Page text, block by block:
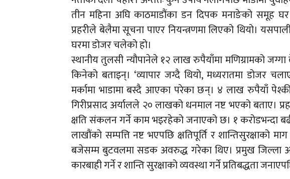
तीन महिना अघि काठमाडौंका डन दिपक मनाङेको समूह
प्रहरीले बेलैमा सूचना पाएर नियन्त्रणमा लिएको थियो।
घरमा डोजर चलेको हो।
स्थानीय तुलसी न्यौपानेले १२ लाख रुपैयाँमा मणिग्रामको
किनेको बताइन्। ‘व्यापार जग्दै थियो, मध्यरातमा डोजर
मर्कामा भाडामा बस्दै आएका परेका छन्। ४ लाख रुपैयाँ
गिरीप्रसाद अर्यालले २० लाखको धनमाल नष्ट भएको बताए।
क्षति संकलन गर्ने काम भइरहेको जनाएको छ। १ करोडभन्दा
लाखौंको सम्पत्ति नष्ट भएपछि क्षतिपूर्ति र शान्तिसुरक्षाको
बजेसम्म बुटवलमा सडक अवरुद्ध गरेका थिए। प्रमुख जिल्ला
कारबाही गर्ने र शान्ति सुरक्षाको व्यवस्था गर्ने प्रतिबद्धता